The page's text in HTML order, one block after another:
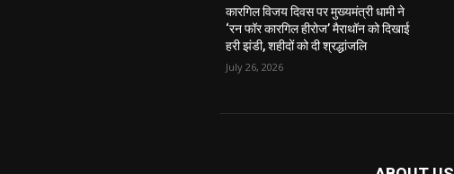
कारगिल विजय दिवस पर मुख्यमंत्री धामी ने
‘रन फॉर कारगिल हीरोज’ मैराथॉन को दिखाई
हरी झंडी, शहीदों को दी श्रद्धांजलि
July 26, 2026